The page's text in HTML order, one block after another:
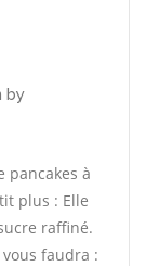
by
pancakes à
plus : Elle
raffiné.
faudra :